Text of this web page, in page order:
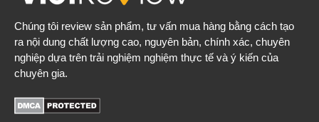
Chúng tôi review sản phẩm, tư vấn mua hàng bằng cách tạo
ra nội dung chất lượng cao, nguyên bản, chính xác, chuyên
nghiệp dựa trên trải nghiệm nghiệm thực tế và ý kiến của
chuyên gia.